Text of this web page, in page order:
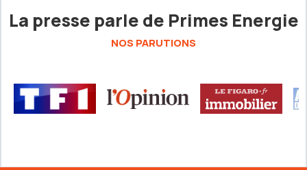
La presse parle de Primes Energie
NOS PARUTIONS